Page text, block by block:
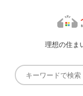
理想の住ま